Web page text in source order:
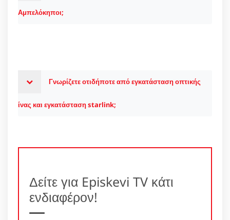
Αμπελόκηποι;
Γνωρίζετε οτιδήποτε από εγκατάσταση οπτικής
ίνας και εγκατάσταση starlink;
Δείτε για Episkevi TV κάτι
ενδιαφέρον!